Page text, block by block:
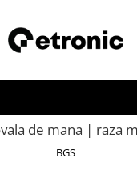
de mana | raza
BGS